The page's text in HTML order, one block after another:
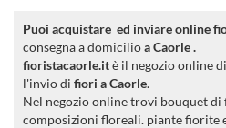
Puoi acquistare ed inviare online
consegna a domicilioa Caorle .
fioristacaorle.itè il negozio online di
l'invio di fiori a Caorle.
Nel negozio online trovi bouquet
composizioni floreali. piante fiorite